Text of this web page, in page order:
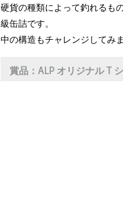
硬貨の種類によって釣れるも
級缶詰です。
中の構造もチャレンジしてみま
賞品： ALP オリジナル T